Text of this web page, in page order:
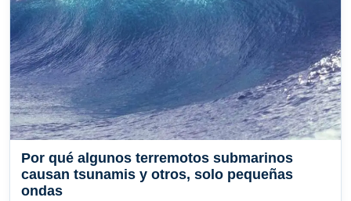
Por qué algunos terremotos submarinos
causan tsunamis y otros, solo pequeñas
ondas